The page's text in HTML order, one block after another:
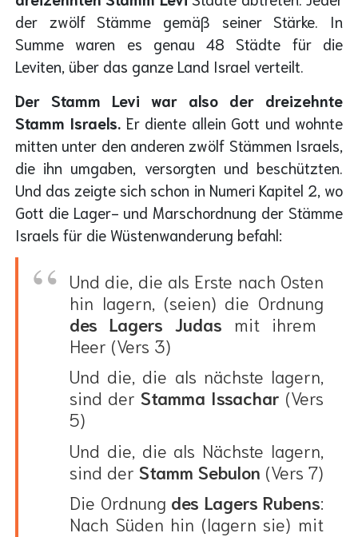
der zwölf Stämme gemäß seiner Stärke. In
Summe waren es genau 48 Städte für die
Leviten, über das ganze Land Israel verteilt.
Der Stamm Levi war also der dreizehnte
Stamm Israels. Er diente allein Gott und wohnte
mitten unter den anderen zwölf Stämmen Israels,
die ihn umgaben, versorgten und beschützten.
Und das zeigte sich schon in Numeri Kapitel 2, wo
Gott die Lager- und Marschordnung der Stämme
Israels für die Wüstenwanderung befahl:
Und die, die als Erste nach Osten
hin lagern, (seien) die Ordnung
des Lagers
Judas mit ihrem
Heer (Vers 3)
Und die, die als nächste lagern,
sind der Stamma Issachar (Vers
5)
Und die, die als Nächste lagern,
sind der Stamm Sebulon (Vers 7)
Die Ordnung des Lagers Rubens:
Nach Süden hin (lagern sie) mit